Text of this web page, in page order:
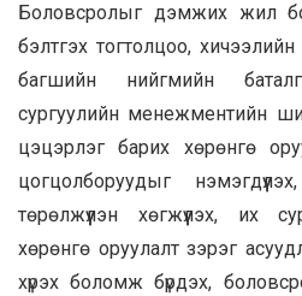
Боловсролыг дэмжих жил
бэлтгэх тогтолцоо,
багшийн нийгмийн
сургуулийн менежментийн
цэцэрлэг барих хөрөнгө
цогцолборуудыг
төрөлжүүлэн хөгжүүлэх, их
хөрөнгө оруулалт зэрэг
хүрэх боломж бүрдэх,